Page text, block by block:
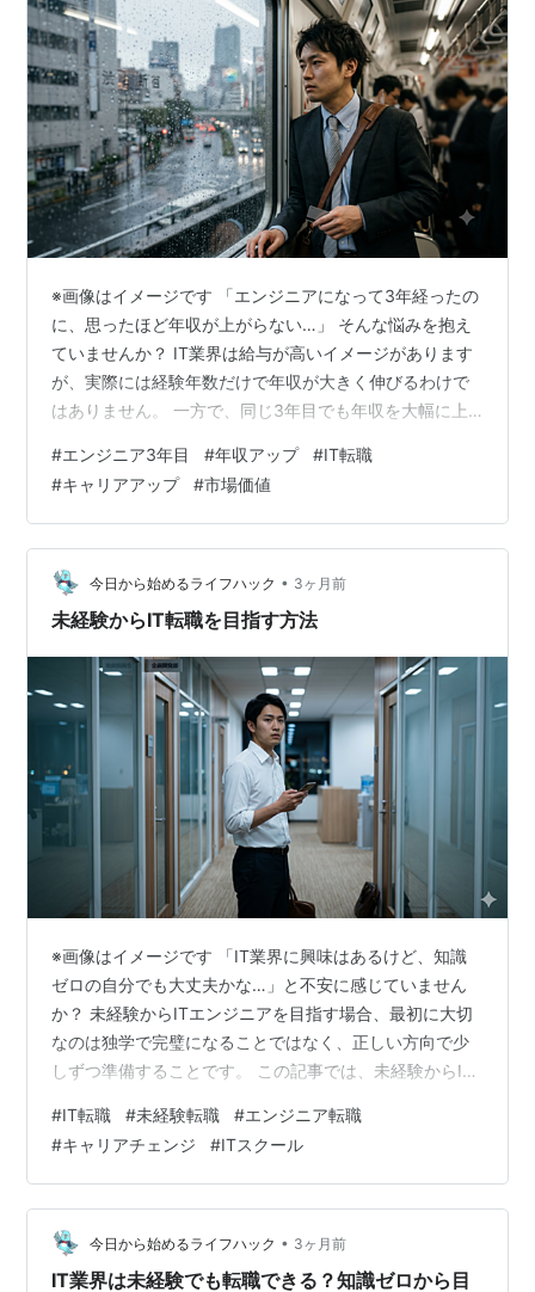
※画像はイメージです 「エンジニアになって3年経ったの
に、思ったほど年収が上がらない…」 そんな悩みを抱え
ていませんか？ IT業界は給与が高いイメージがあります
が、実際には経験年数だけで年収が大きく伸びるわけで
はありません。 一方で、同じ3年目でも年収を大幅に上
ではなく、日々の考え方や行動にあります。 この記事で
は、エンジニア経験3年目前後で年収が伸び悩む理由と、
無理なくできる改善方法をわかりやすく解説します。 エ
ンジニアとして3年ほど経験を積むと、ある程度の業務は
一人でこなせるようになります。 しかし同時に、「この
ままでいいのかな？」という…
#エンジニア3年目 #年収アップ #IT転職
#キャリアアップ #市場価値
今日から始めるライフハック • 3ヶ月前
未経験からIT転職を目指す方法
※画像はイメージです 「IT業界に興味はあるけど、知識
ゼロの自分でも大丈夫かな…」と不安に感じていません
か？ 未経験からITエンジニアを目指す場合、最初に大切
なのは独学で完璧になることではなく、正しい方向で少
しずつ準備することです。 この記事では、未経験からIT
ビスの活用方法をわかりやすく紹介します。 （※この記
事には一部広告と宣伝が含まれます。） IT未経験で何か
ら始めればいいか不安な方は、まずは無料で相談できる
サービスを見てみるのもおすすめです。 未経験向けサポ
ートを見る キャリアカンパニーとは？ キャリアカンパニ
ーは、ITエンジニア職への…
#IT転職 #未経験転職 #エンジニア転職
#キャリアチェンジ #ITスクール
今日から始めるライフハック • 3ヶ月前
IT業界は未経験でも転職できる？知識ゼロから目